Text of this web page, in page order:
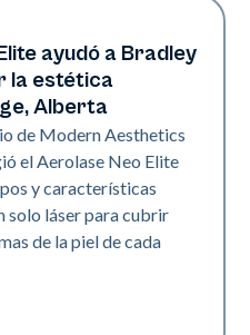
ayudó a Bradley
la estética
Alberta
de Modern Aesthetics
el Aerolase Neo Elite
y características
solo láser para cubrir
de la piel de cada